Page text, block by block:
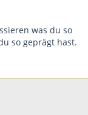
was du so
so geprägt hast.